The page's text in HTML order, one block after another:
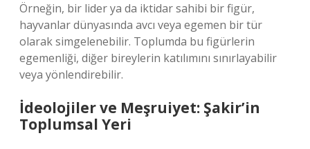
Örneğin, bir lider ya da iktidar sahibi bir figür,
hayvanlar dünyasında avcı veya egemen bir tür
olarak simgelenebilir. Toplumda bu figürlerin
egemenliği, diğer bireylerin katılımını sınırlayabilir
veya yönlendirebilir.
İdeolojiler ve Meşruiyet: Şakir’in
Toplumsal Yeri